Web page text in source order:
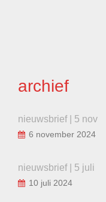
archief
nieuwsbrief | 5 nov
6 november 2024
nieuwsbrief | 5 juli
10 juli 2024